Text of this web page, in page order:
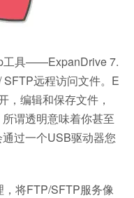
工具——ExpanDrive 7.
远程访问文件。E
，编辑和保存文件，
谓透明意味着你甚至
过一个USB驱动器您
将FTP/SFTP服务像